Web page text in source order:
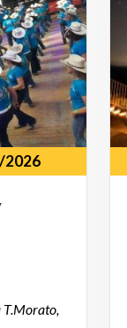
2026
T.Morato,